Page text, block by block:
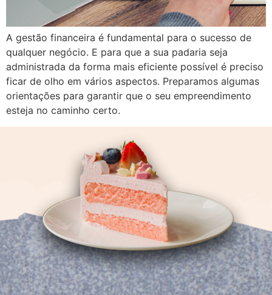
A gestão financeira é fundamental para o sucesso de
qualquer negócio. E para que a sua padaria seja
administrada da forma mais eficiente possível é preciso
ficar de olho em vários aspectos. Preparamos algumas
orientações para garantir que o seu empreendimento
esteja no caminho certo.